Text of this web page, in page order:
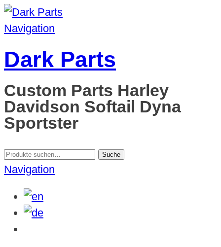
Navigation
Dark Parts
Custom Parts Harley
Davidson Softail Dyna
Sportster
Suche
nach:
Suche
Navigation